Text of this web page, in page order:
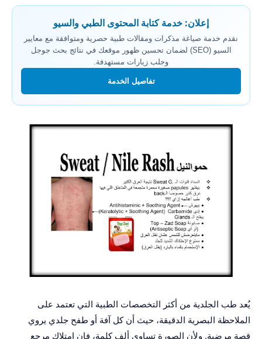
إعلان: خدمة كتابة المحتوى الطبي والسيو
نقدم خدمة صياغة مذكرات ومقالات طبية حصرية ومتوافقة مع معايير
السيو (SEO) لضمان تحسين ظهور موقعك في نتائج بحث جوجل
وجلب زيارات مستهدفة.
تفاصيل الخدمة
يُعد طب الجلدية من أكثر التخصصات الطبية التي تعتمد على
الملاحظة البصرية الدقيقة، حيث أن كل آفة أو طفح جلدي يروي
قصة مرضية. ولأن الصورة تساوي ألف كلمة، فإن امتلاك مرجع